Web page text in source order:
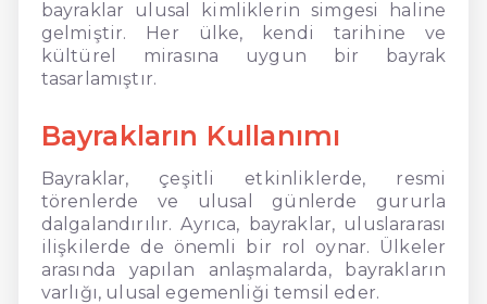
bayraklar ulusal kimliklerin simgesi haline
gelmiştir. Her ülke, kendi tarihine ve
kültürel mirasına uygun bir bayrak
tasarlamıştır.
Bayrakların Kullanımı
Bayraklar, çeşitli etkinliklerde, resmi
törenlerde ve ulusal günlerde gururla
dalgalandırılır. Ayrıca, bayraklar, uluslararası
ilişkilerde de önemli bir rol oynar. Ülkeler
arasında yapılan anlaşmalarda, bayrakların
varlığı, ulusal egemenliği temsil eder.